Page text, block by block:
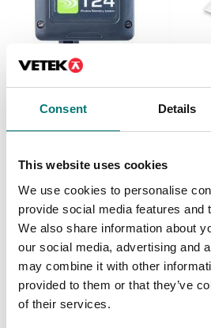
Consent Details
This website uses cookies
We use cookies to personalise
provide social media features and
We also share information about
our social media, advertising and
may combine it with other
provided to them or that they’ve
of their services.
Lastceller
lastcellssändare
Finns i flera varianter